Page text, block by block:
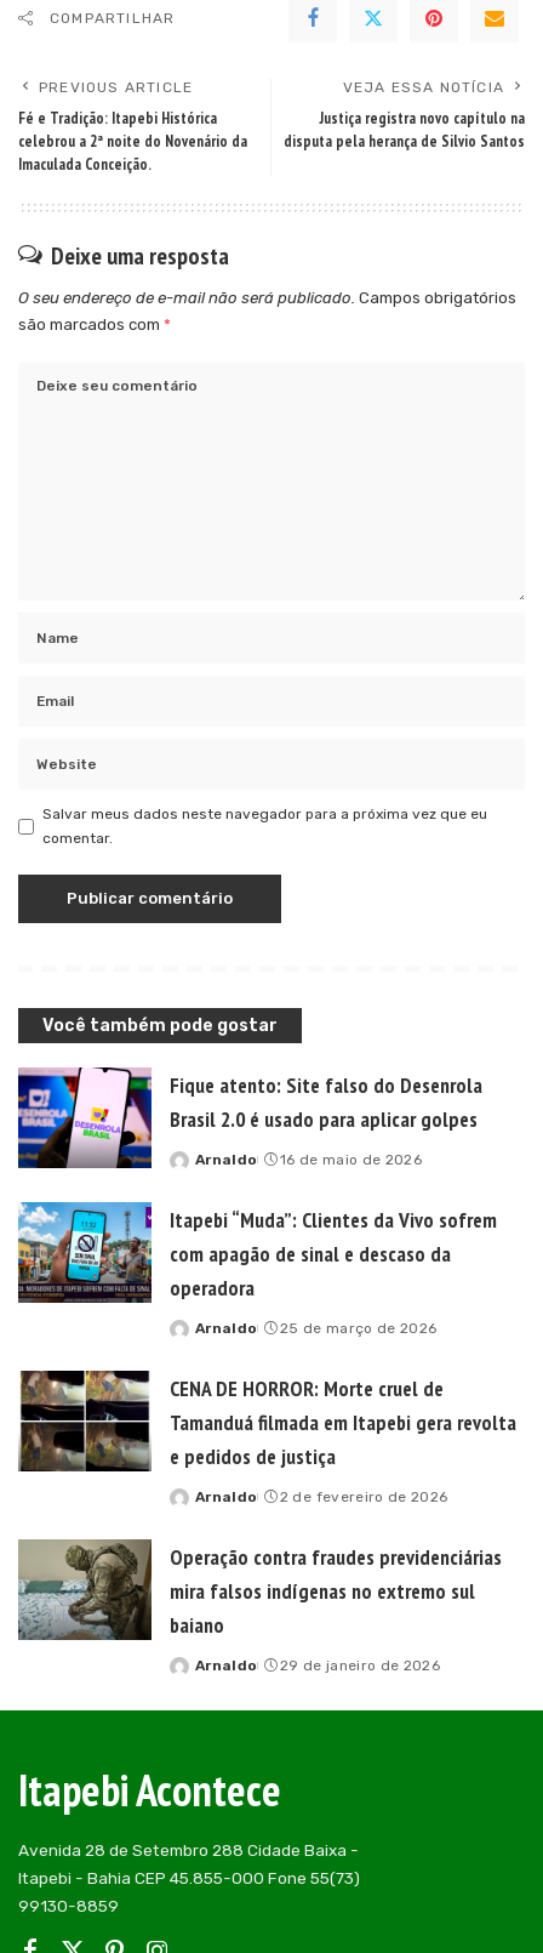
COMPARTILHAR
PREVIOUS ARTICLE
Fé e Tradição: Itapebi Histórica
celebrou a 2ª noite do Novenário da
Imaculada Conceição.
VEJA ESSA NOTÍCIA
Justiça registra novo capítulo na
disputa pela herança de Silvio Santos
Deixe uma resposta
O seu endereço de e-mail não será publicado. Campos obrigatórios
são marcados com *
Salvar meus dados neste navegador para a próxima vez que eu
comentar.
Você também pode gostar
Fique atento: Site falso do Desenrola
Brasil 2.0 é usado para aplicar golpes
Posted
Arnaldo 16 de maio de 2026
Itapebi “Muda”: Clientes da Vivo sofrem
com apagão de sinal e descaso da
operadora
Posted
Arnaldo 25 de março de 2026
CENA DE HORROR: Morte cruel de
Tamanduá filmada em Itapebi gera revolta
e pedidos de justiça
Posted
Arnaldo 2 de fevereiro de 2026
Operação contra fraudes previdenciárias
mira falsos indígenas no extremo sul
baiano
Posted
Arnaldo 29 de janeiro de 2026
Itapebi Acontece
Avenida 28 de Setembro 288 Cidade Baixa -
Itapebi - Bahia CEP 45.855-000 Fone 55(73)
99130-8859